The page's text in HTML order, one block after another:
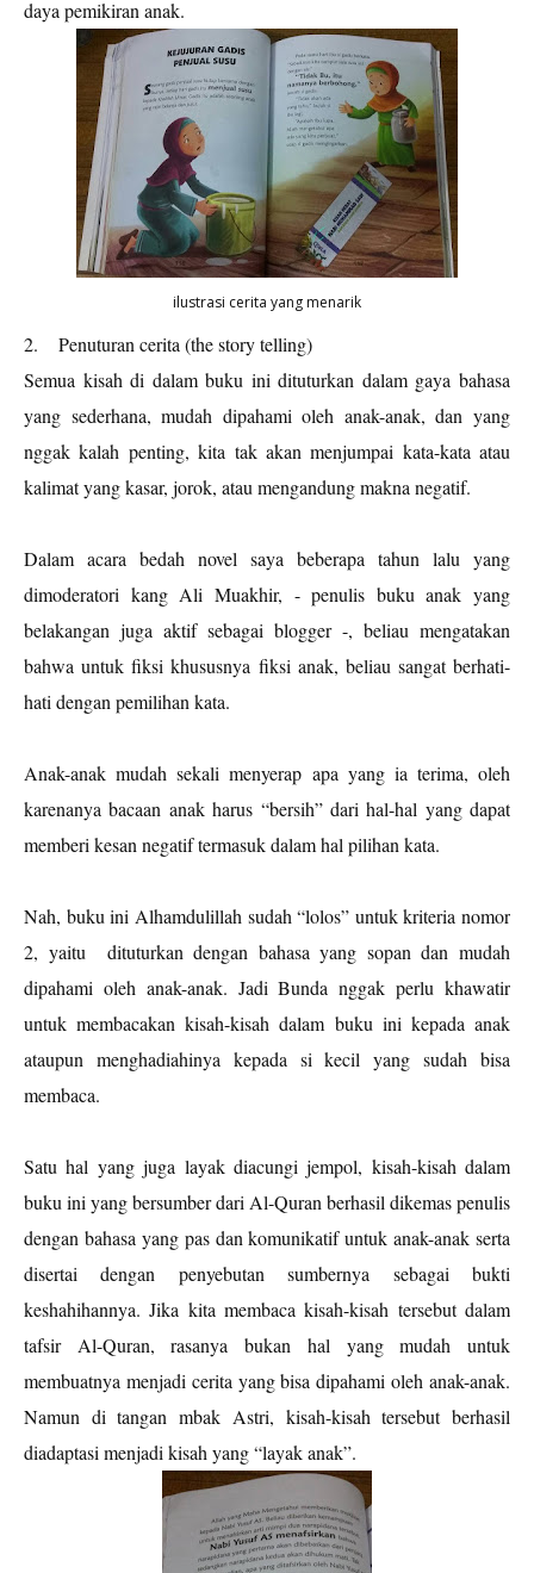
daya pemikiran anak.
ilustrasi cerita yang menarik
2.
Penuturan cerita (the story telling)
Semua kisah di dalam buku ini dituturkan dalam gaya bahasa
yang sederhana, mudah dipahami oleh anak-anak, dan yang
nggak kalah penting,kita tak akan menjumpai kata-kata atau
kalimat yang kasar, jorok, atau mengandung makna negatif.
Dalam acara bedah novel saya beberapa tahun lalu yang
dimoderatori kang Ali Muakhir, - penulis buku anak yang
belakangan juga aktif sebagai blogger -, beliau mengatakan
bahwa untuk fiksi khususnya fiksi anak, beliau sangat berhati-
hati dengan pemilihan kata.
Anak-anak mudah sekali menyerap apa yang ia terima, oleh
karenanya bacaan anak harus “bersih” dari hal-hal yang dapat
memberi kesan negatiftermasuk dalam hal pilihan kata.
Nah, buku ini Alhamdulillah sudah “lolos” untuk kriteria nomor
2, yaitu
dituturkan dengan bahasa yang sopan dan mudah
dipahami oleh anak-anak. Jadi Bunda nggak perlu khawatir
untuk membacakan kisah-kisah dalam buku ini kepada anak
ataupun menghadiahinya kepada si kecil yang sudah bisa
membaca.
Satu hal yang juga layak diacungi jempol, kisah-kisah dalam
buku ini yang bersumber dari Al-Quran berhasil dikemas penulis
dengan bahasa yang pas dan komunikatif untuk anak-anak serta
disertai dengan penyebutan sumbernya sebagaibukti
keshahihannya. Jika kita membacakisah-kisah tersebut dalam
tafsir Al-Quran, rasanya bukan hal yang mudah untuk
membuatnya menjadi cerita yang bisa dipahami oleh anak-anak.
Namun di tangan mbak Astri, kisah-kisah tersebut berhasil
diadaptasi menjadi kisah yang “layak anak”.